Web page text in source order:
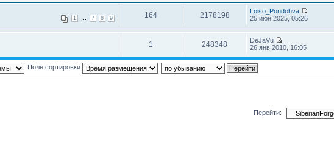
1 7 8 9 164 2178198
Loiso_Pondohva
25 июн 2025, 05:26
1 248348
DeJaVu
26 янв 2010, 16:05
Поле сортировки
Перейти: